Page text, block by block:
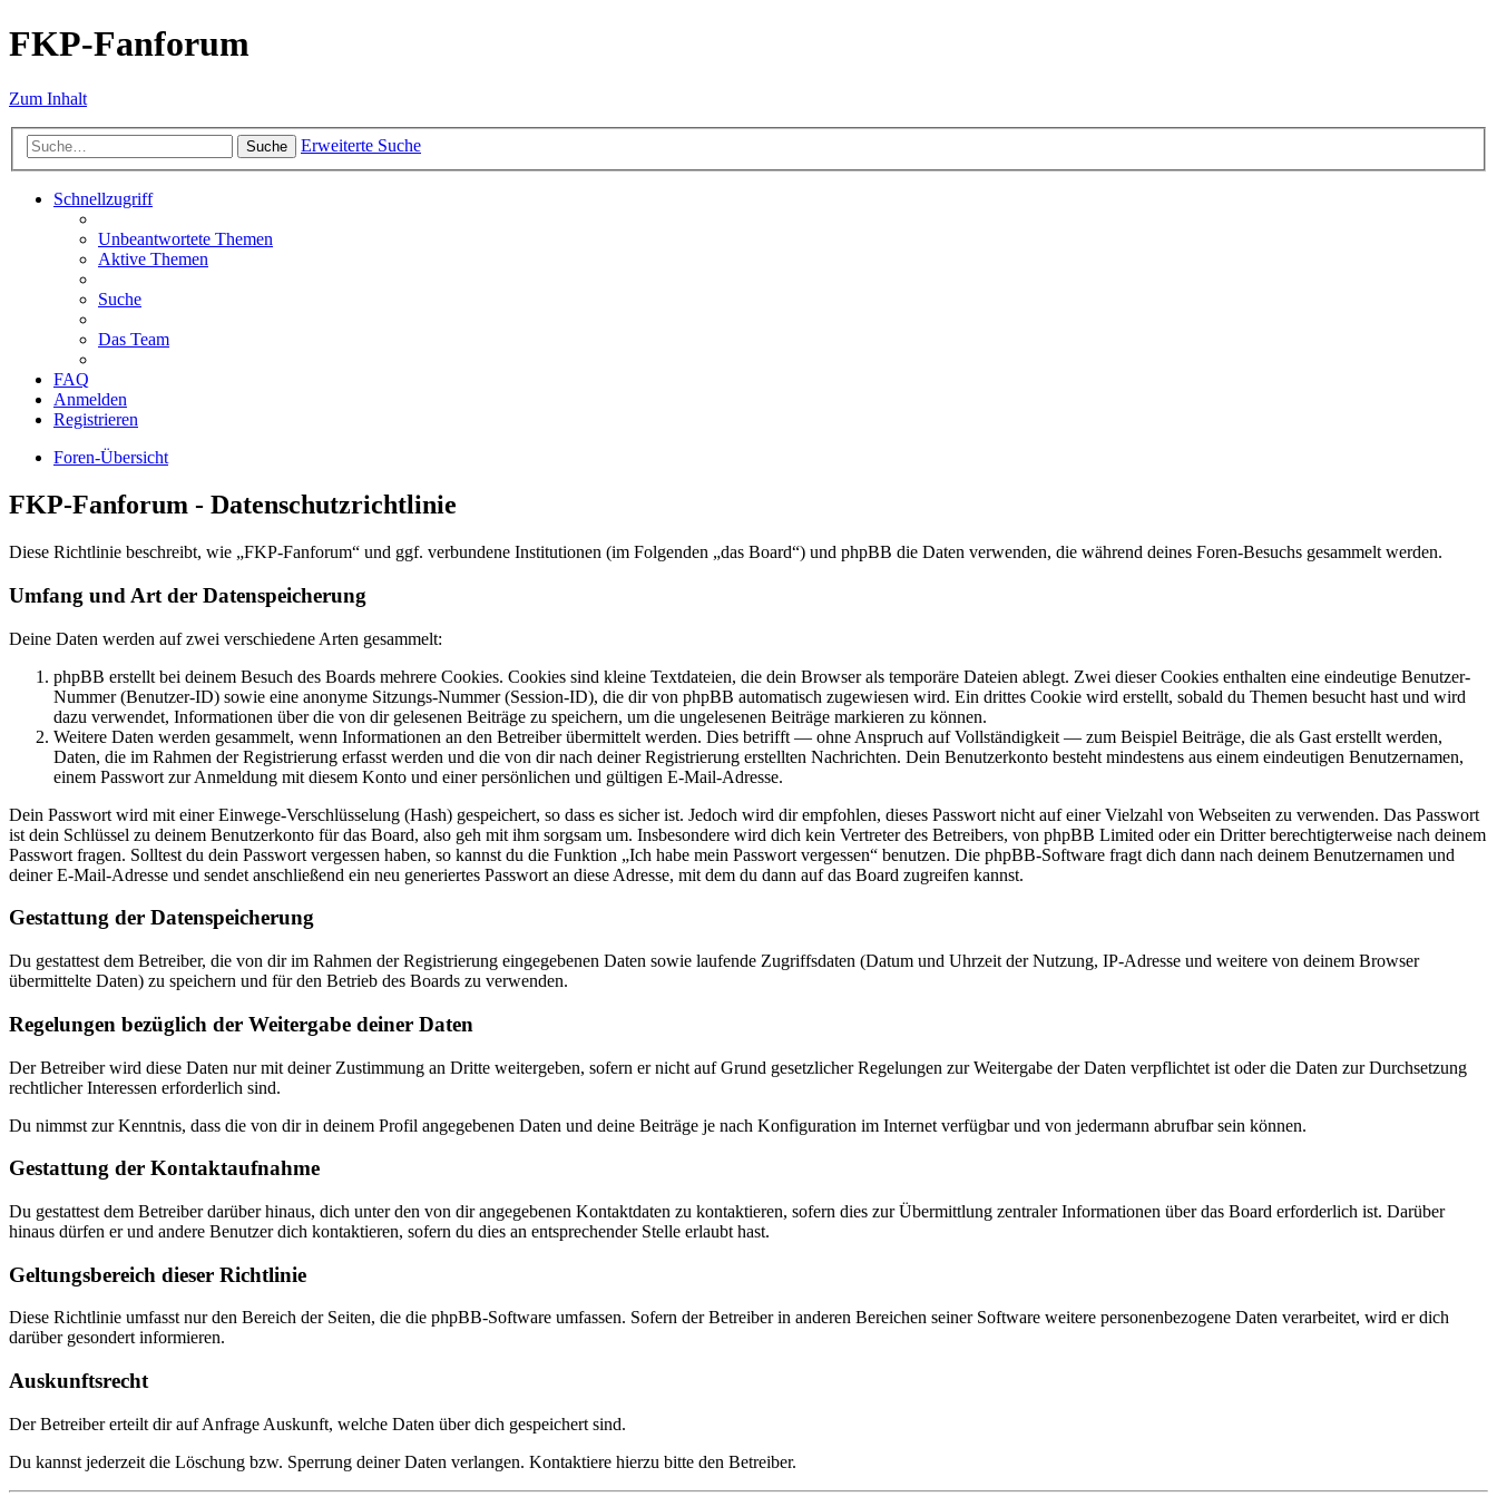
FKP-Fanforum
Zum Inhalt
Suche Erweiterte Suche
Schnellzugriff
Unbeantwortete Themen
Aktive Themen
Suche
Das Team
FAQ
Anmelden
Registrieren
Foren-Übersicht
FKP-Fanforum - Datenschutzrichtlinie
Diese Richtlinie beschreibt, wie „FKP-Fanforum“ und ggf. verbundene Institutionen (im Folgenden „das Board“) und phpBB die Daten verwenden, die während deines Foren-Besuchs gesammelt werden.
Umfang und Art der Datenspeicherung
Deine Daten werden auf zwei verschiedene Arten gesammelt:
phpBB erstellt bei deinem Besuch des Boards mehrere Cookies. Cookies sind kleine Textdateien, die dein Browser als temporäre Dateien ablegt. Zwei dieser Cookies enthalten eine eindeutige Benutzer-
Nummer (Benutzer-ID) sowie eine anonyme Sitzungs-Nummer (Session-ID), die dir von phpBB automatisch zugewiesen wird. Ein drittes Cookie wird erstellt, sobald du Themen besucht hast und wird
dazu verwendet, Informationen über die von dir gelesenen Beiträge zu speichern, um die ungelesenen Beiträge markieren zu können.
Weitere Daten werden gesammelt, wenn Informationen an den Betreiber übermittelt werden. Dies betrifft — ohne Anspruch auf Vollständigkeit — zum Beispiel Beiträge, die als Gast erstellt werden,
Daten, die im Rahmen der Registrierung erfasst werden und die von dir nach deiner Registrierung erstellten Nachrichten. Dein Benutzerkonto besteht mindestens aus einem eindeutigen Benutzernamen,
einem Passwort zur Anmeldung mit diesem Konto und einer persönlichen und gültigen E-Mail-Adresse.
Dein Passwort wird mit einer Einwege-Verschlüsselung (Hash) gespeichert, so dass es sicher ist. Jedoch wird dir empfohlen, dieses Passwort nicht auf einer Vielzahl von Webseiten zu verwenden. Das Passwort
ist dein Schlüssel zu deinem Benutzerkonto für das Board, also geh mit ihm sorgsam um. Insbesondere wird dich kein Vertreter des Betreibers, von phpBB Limited oder ein Dritter berechtigterweise nach deinem
Passwort fragen. Solltest du dein Passwort vergessen haben, so kannst du die Funktion „Ich habe mein Passwort vergessen“ benutzen. Die phpBB-Software fragt dich dann nach deinem Benutzernamen und
deiner E-Mail-Adresse und sendet anschließend ein neu generiertes Passwort an diese Adresse, mit dem du dann auf das Board zugreifen kannst.
Gestattung der Datenspeicherung
Du gestattest dem Betreiber, die von dir im Rahmen der Registrierung eingegebenen Daten sowie laufende Zugriffsdaten (Datum und Uhrzeit der Nutzung, IP-Adresse und weitere von deinem Browser
übermittelte Daten) zu speichern und für den Betrieb des Boards zu verwenden.
Regelungen bezüglich der Weitergabe deiner Daten
Der Betreiber wird diese Daten nur mit deiner Zustimmung an Dritte weitergeben, sofern er nicht auf Grund gesetzlicher Regelungen zur Weitergabe der Daten verpflichtet ist oder die Daten zur Durchsetzung
rechtlicher Interessen erforderlich sind.
Du nimmst zur Kenntnis, dass die von dir in deinem Profil angegebenen Daten und deine Beiträge je nach Konfiguration im Internet verfügbar und von jedermann abrufbar sein können.
Gestattung der Kontaktaufnahme
Du gestattest dem Betreiber darüber hinaus, dich unter den von dir angegebenen Kontaktdaten zu kontaktieren, sofern dies zur Übermittlung zentraler Informationen über das Board erforderlich ist. Darüber
hinaus dürfen er und andere Benutzer dich kontaktieren, sofern du dies an entsprechender Stelle erlaubt hast.
Geltungsbereich dieser Richtlinie
Diese Richtlinie umfasst nur den Bereich der Seiten, die die phpBB-Software umfassen. Sofern der Betreiber in anderen Bereichen seiner Software weitere personenbezogene Daten verarbeitet, wird er dich
darüber gesondert informieren.
Auskunftsrecht
Der Betreiber erteilt dir auf Anfrage Auskunft, welche Daten über dich gespeichert sind.
Du kannst jederzeit die Löschung bzw. Sperrung deiner Daten verlangen. Kontaktiere hierzu bitte den Betreiber.